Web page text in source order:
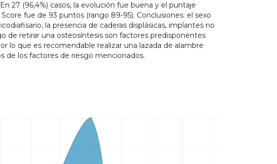
27 (96,4%) casos, la evolución fue buena y el puntaje
fue de 93 puntos (rango 89-95). Conclusiones: el sexo
la presencia de caderas displásicas, implantes no
de retirar una osteosíntesis son factores predisponentes
lo que es recomendable realizar una lazada de alambre
de los factores de riesgo mencionados.